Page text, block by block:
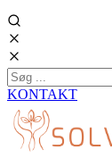
KONTAKT